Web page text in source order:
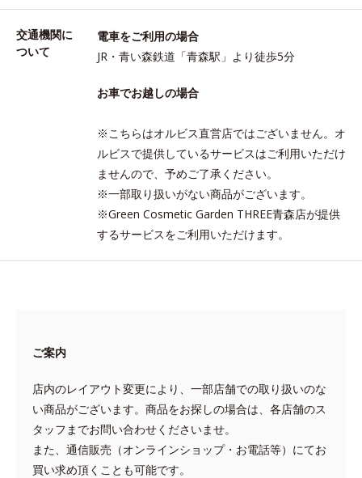
交通機関に
ついて
電車をご利用の場合
JR・青い森鉄道「青森駅」より徒歩5分
お車でお越しの場合
※こちらはオルビス直営店ではございません。オ
ルビスで提供しているサービスはご利用いただけ
ませんので、予めご了承ください。
※一部取り扱いがない商品がございます。
※Green Cosmetic Garden THREE青森店が提供
するサービスをご利用いただけます。
ご案内
店内のレイアウト変更により、一部店舗での取り扱いのな
い商品がございます。商品をお探しの場合は、各店舗のス
タッフまでお問い合わせくださいませ。
また、通信販売（オンラインショップ・お電話等）にてお
買い求め頂くことも可能です。